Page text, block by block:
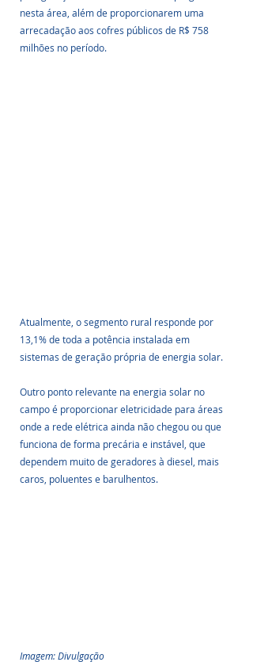
nesta área, além de proporcionarem uma
arrecadação aos cofres públicos de R$ 758
milhões no período.
Atualmente, o segmento rural responde por
13,1% de toda a potência instalada em
sistemas de geração própria de energia solar.
Outro ponto relevante na energia solar no
campo é proporcionar eletricidade para áreas
onde a rede elétrica ainda não chegou ou que
funciona de forma precária e instável, que
dependem muito de geradores à diesel, mais
caros, poluentes e barulhentos.
Imagem: Divulgação